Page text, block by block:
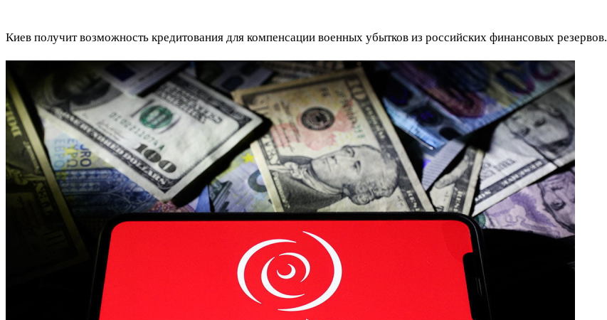
Киев получит возможность кредитования для компенсации военных убытков из российских финансовых резервов.